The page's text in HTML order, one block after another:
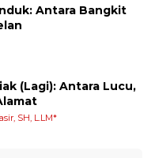
Antara Bangkit
(Lagi): Antara Lucu,
SH, L.LM*